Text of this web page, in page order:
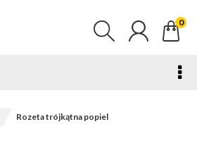
0
Rozeta trójkątna popiel